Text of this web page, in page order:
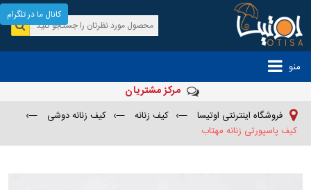
منو
مرکز مشتریان
فروشگاه اینترنتی اوتیسا —› کیف زنانه —› کیف زنانه دوشی
—›
کیف پاسپورتی زنانه مهتاب
کانال ما در تلگرام